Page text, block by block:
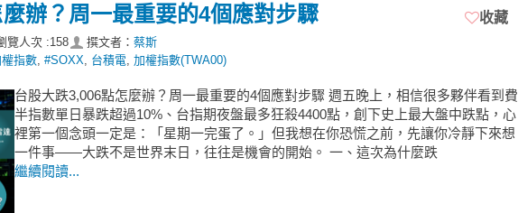
辦？周一最重要的4個應對步驟
覽人次 :158 撰文者： 蔡斯
指數 #SOXX 台積電 加權指數(TWA00)
收藏
台股大跌3,006點怎麼辦？周一最重要的4個應對步驟 週五晚上，相信很多夥伴看到費
半指數單日暴跌超過10%、台指期夜盤最多狂殺4400點，創下史上最大盤中跌點，心
裡第一個念頭一定是：「星期一完蛋了。」但我想在你恐慌之前，先讓你冷靜下來想
一件事——大跌不是世界末日，往往是機會的開始。 一、這次為什麼跌
繼續閱讀...